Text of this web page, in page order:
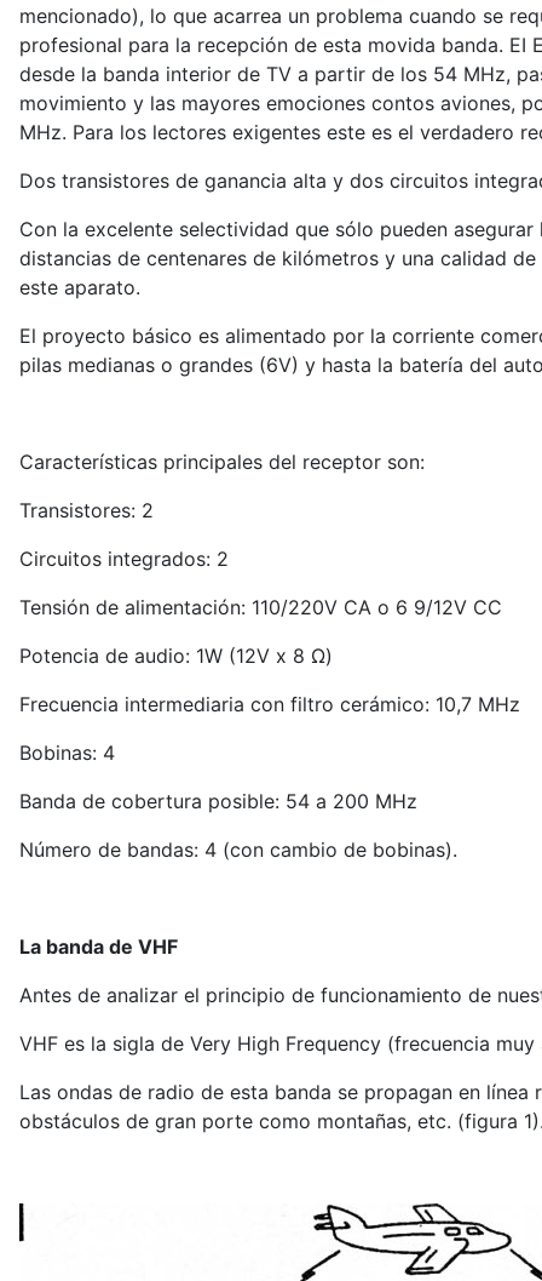
mencionado), lo que acarrea un problema cuando se
profesional para la recepción de esta movida banda.
desde la banda interior de TV a partir de los 54 MHz,
movimiento y las mayores emociones contos aviones,
MHz. Para los lectores exigentes este es el verdadero
Dos transistores de ganancia alta y dos circuitos
Con la excelente selectividad que sólo pueden
distancias de centenares de kilómetros y una calidad
este aparato.
El proyecto básico es alimentado por la corriente
pilas medianas o grandes (6V) y hasta la batería del
Características principales del receptor son:
Transistores: 2
Circuitos integrados: 2
Tensión de alimentación: 110/220V CA o 6 9/12V CC
Potencia de audio: 1W (12V x 8 Ω)
Frecuencia intermediaria con filtro cerámico: 10,7 MHz
Bobinas: 4
Banda de cobertura posible: 54 a 200 MHz
Número de bandas: 4 (con cambio de bobinas).
La banda de VHF
Antes de analizar el principio de funcionamiento de
VHF es la sigla de Very High Frequency (frecuencia
Las ondas de radio de esta banda se propagan en
obstáculos de gran porte como montañas, etc. (figura